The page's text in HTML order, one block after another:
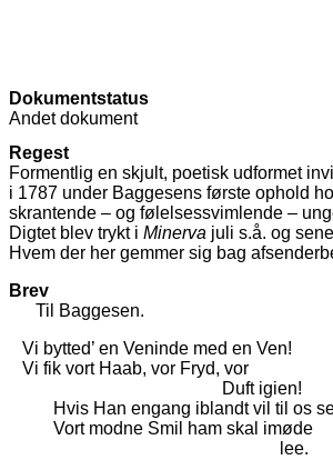
Dokumentstatus
Andet dokument
Regest
Formentlig en skjult, poetisk udformet
i 1787 under Baggesens første ophold
skrantende – og følelsessvimlende –
Digtet blev trykt i Minerva juli s.å. og
Hvem der her gemmer sig bag
Brev
Til Baggesen.
Vi bytted’ en Veninde med en Ven!
Vi fik vort Haab, vor Fryd, vor
Duft igien!
Hvis Han engang iblandt vil til os
Vort modne Smil ham skal imøde
lee.